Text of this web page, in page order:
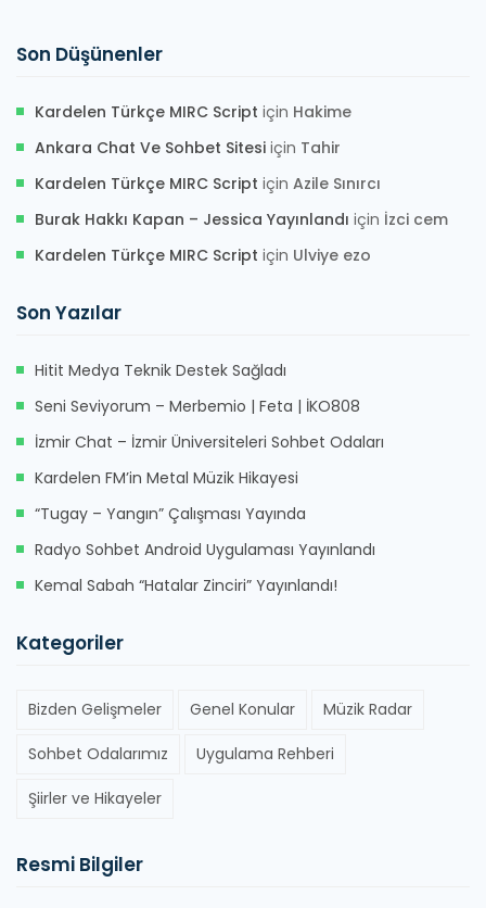
Son Düşünenler
Kardelen Türkçe MIRC Script için Hakime
Ankara Chat Ve Sohbet Sitesi için Tahir
Kardelen Türkçe MIRC Script için Azile Sınırcı
Burak Hakkı Kapan – Jessica Yayınlandı için İzci cem
Kardelen Türkçe MIRC Script için Ulviye ezo
Son Yazılar
Hitit Medya Teknik Destek Sağladı
Seni Seviyorum – Merbemio | Feta | İKO808
İzmir Chat – İzmir Üniversiteleri Sohbet Odaları
Kardelen FM’in Metal Müzik Hikayesi
“Tugay – Yangın” Çalışması Yayında
Radyo Sohbet Android Uygulaması Yayınlandı
Kemal Sabah “Hatalar Zinciri” Yayınlandı!
Kategoriler
Bizden Gelişmeler Genel Konular Müzik Radar
Sohbet Odalarımız Uygulama Rehberi
Şiirler ve Hikayeler
Resmi Bilgiler